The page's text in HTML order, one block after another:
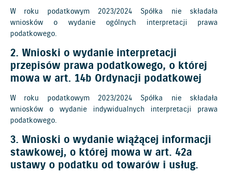
W roku podatkowym 2023/2024 Spółka nie składała
wniosków o wydanie ogólnych interpretacji prawa
podatkowego.
2. Wnioski o wydanie interpretacji
przepisów prawa podatkowego, o której
mowa w art. 14b Ordynacji podatkowej
W roku podatkowym 2023/2024 Spółka nie składała
wniosków o wydanie indywidualnych interpretacji prawa
podatkowego.
3. Wnioski o wydanie wiążącej informacji
stawkowej, o której mowa w art. 42a
ustawy o podatku od towarów i usług.